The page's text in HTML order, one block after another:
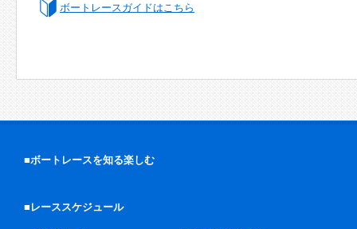
ボートレースガイドはこちら
■ボートレースを知る楽しむ
■レーススケジュール